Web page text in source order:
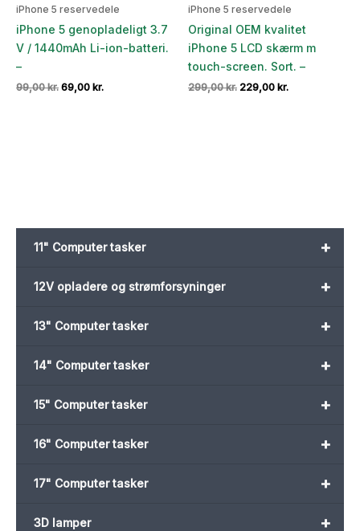
+
11" Computer tasker
+
12V opladere og strømforsyninger
+
13" Computer tasker
+
14" Computer tasker
+
15" Computer tasker
+
16" Computer tasker
+
17" Computer tasker
+
3D lamper
iPhone 5 reservedele
iPhone 5 genopladeligt 3.7
V / 1440mAh Li-ion-batteri.
–
99,00kr. Den
69,00 kr.Den
iPhone 5 reservedele
Original OEM kvalitet
iPhone 5 LCD skærm m
touch-screen. Sort. –
299,00kr. Den
229,00 kr.Den